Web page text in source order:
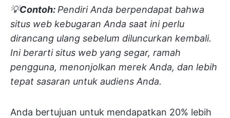
💡Contoh: Pendiri Anda berpendapat bahwa
situs web kebugaran Anda saat ini perlu
dirancang ulang sebelum diluncurkan kembali.
Ini berarti situs web yang segar, ramah
pengguna, menonjolkan merek Anda, dan lebih
tepat sasaran untuk audiens Anda.
Anda bertujuan untuk mendapatkan 20% lebih